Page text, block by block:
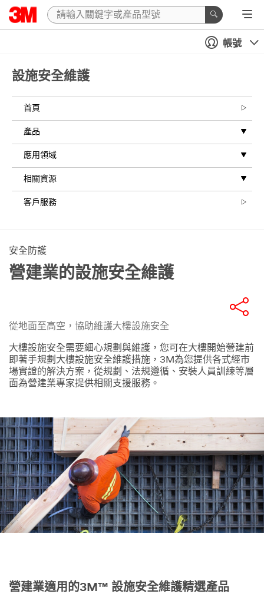
帳號
設施安全維護
首頁
產品
應用領域
相關資源
客戶服務
安全防護
營建業的設施安全維護
從地面至高空，協助維護大樓設施安全
大樓設施安全需要細心規劃與維護，您可在大樓開始營建前
即著手規劃大樓設施安全維護措施，3M為您提供各式經市
場實證的解決方案，從規劃、法規遵循、安裝人員訓練等層
面為營建業專家提供相關支援服務。
營建業適用的3M™ 設施安全維護精選產品